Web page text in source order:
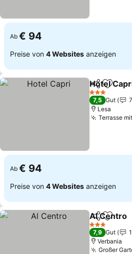
Ab € 94
Preise von 4 Websites anzeigen
TeilenZu
Hotel
3 Sterne
7,5 Gut
Lesa
Terrasse
Ab € 94
Preise von 4 Websites anzeigen
TeilenZu
Al Centro
3 Sterne
7,9 Gut
Verbania
Großer